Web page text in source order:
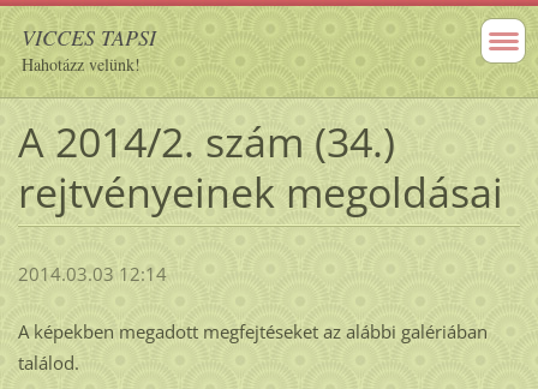
VICCES TAPSI
Hahotázz velünk!
A 2014/2. szám (34.)
rejtvényeinek megoldásai
2014.03.03 12:14
A képekben megadott megfejtéseket az alábbi galériában
találod.